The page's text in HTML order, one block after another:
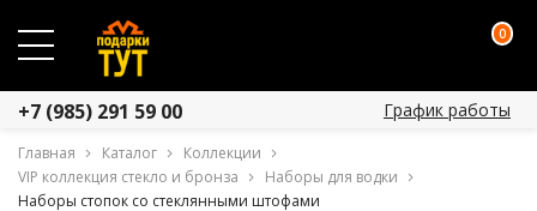
0
+7 (985) 291 59 00 График работы
Главная Каталог
Коллекции
VIP коллекция стекло и бронза
Наборы для водки
Наборы стопок со стеклянными штофами